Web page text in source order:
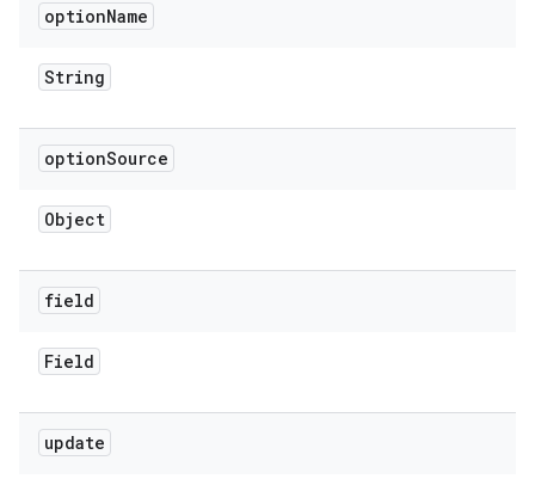
optionName
String
optionSource
Object
field
Field
update